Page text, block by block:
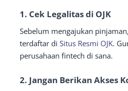
1. Cek Legalitas di OJK
Sebelum mengajukan
terdaftar di Situs Resmi OJK.
perusahaan fintech di sana.
2. Jangan Berikan Akses